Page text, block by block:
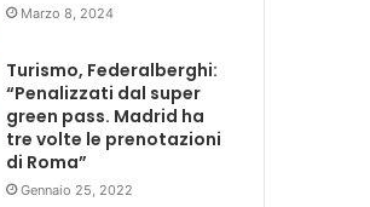
Marzo 8, 2024
Turismo, Federalberghi:
“Penalizzati dal super
green pass. Madrid ha
tre volte le prenotazioni
di Roma”
Gennaio 25, 2022